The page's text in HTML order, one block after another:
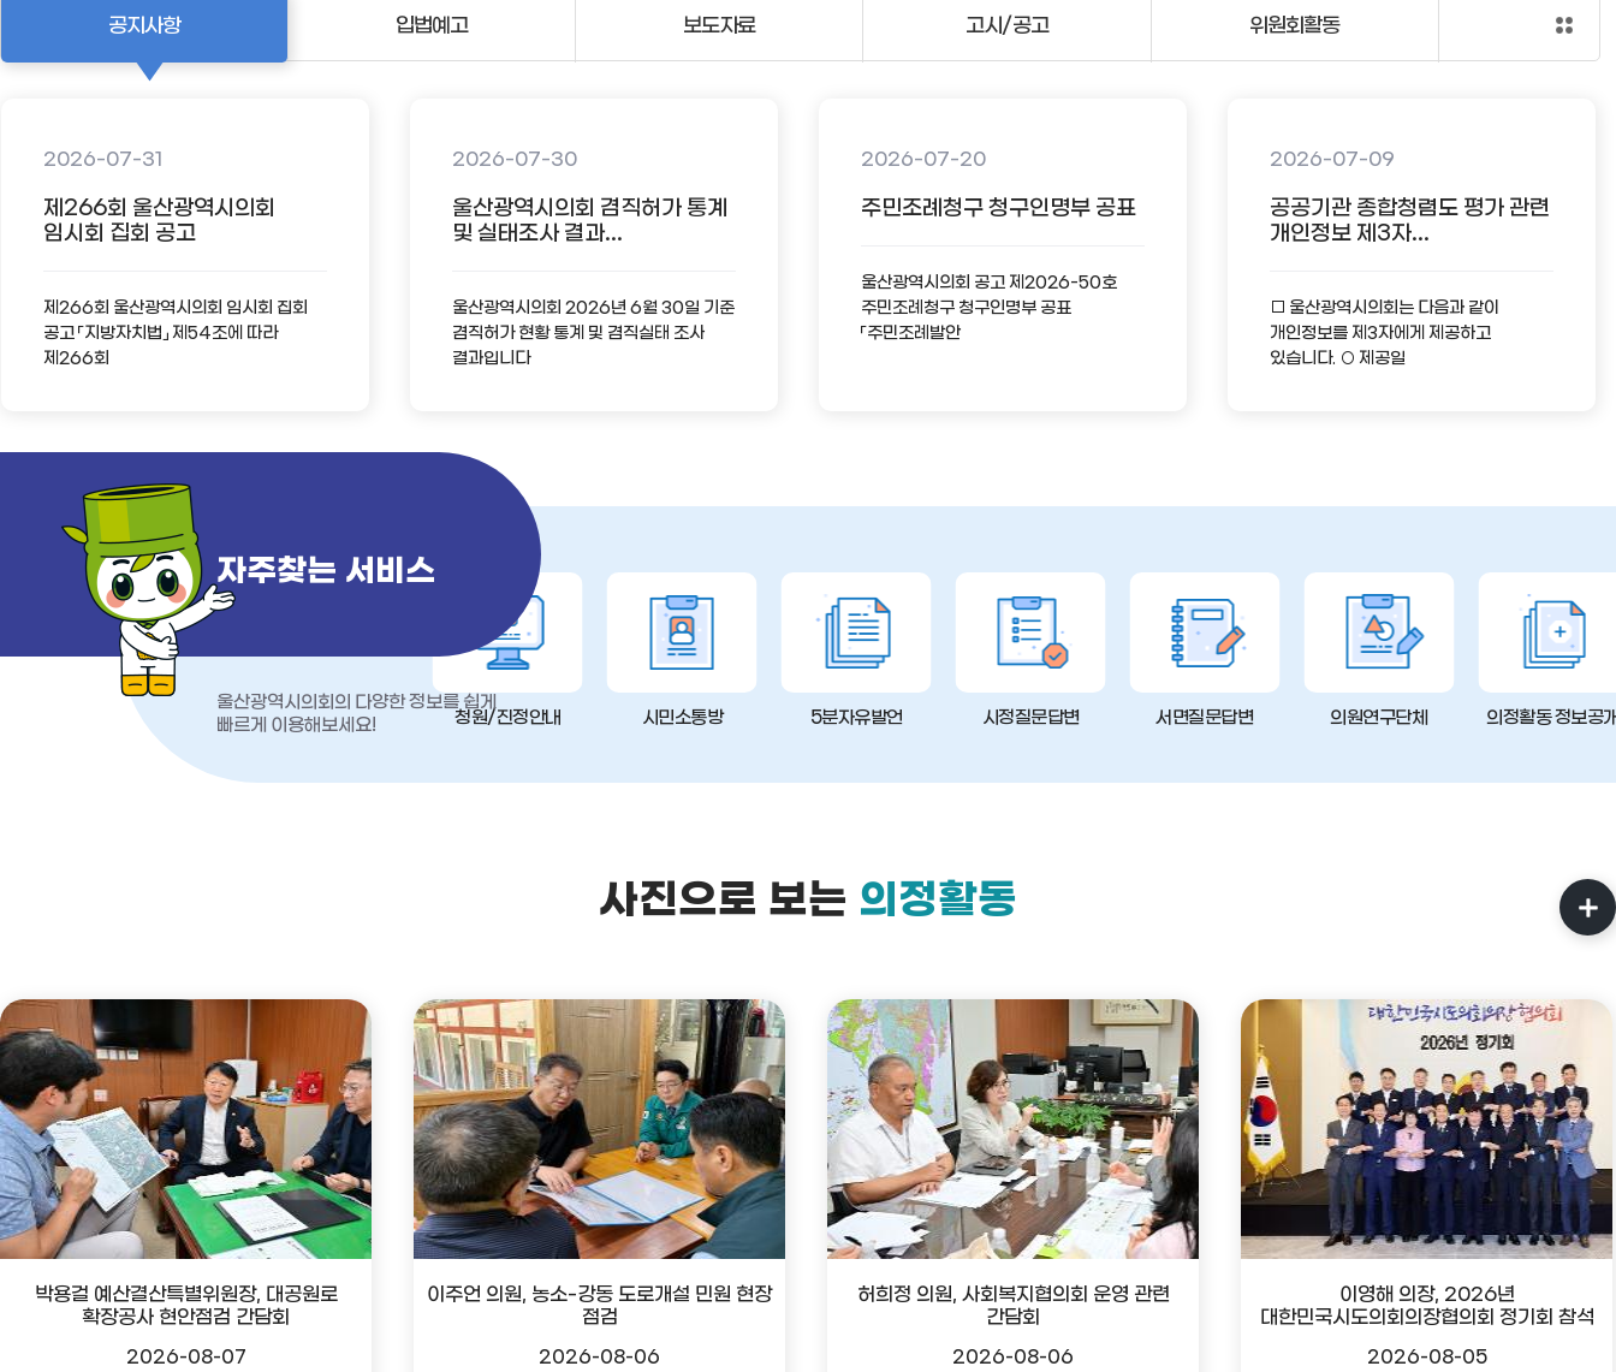
공지사항
2026-07-31
제266회 울산광역시의회
임시회 집회 공고
제266회 울산광역시의회 임시회 집회
공고 「지방자치법」 제54조에 따라
제266회
2026-07-30
울산광역시의회 겸직허가 통계
및 실태조사 결과...
울산광역시의회 2026년 6월 30일 기준
겸직허가 현황 통계 및 겸직실태 조사
결과입니다
2026-07-20
주민조례청구 청구인명부 공표
울산광역시의회 공고 제2026-50호
주민조례청구 청구인명부 공표
「주민조례발안
2026-07-09
공공기관 종합청렴도 평가 관련
개인정보 제3자...
□ 울산광역시의회는 다음과 같이
개인정보를 제3자에게 제공하고
있습니다. ○ 제공일
입법예고 보도자료 고시/공고 위원회활동
자주찾는 서비스
울산광역시의회의 다양한 정보를 쉽게
빠르게 이용해보세요!
청원/진정안내 시민소통방 5분자유발언 시정질문답변 서면질문답변 의원연구단체 의정활동 정보공
사진으로 보는 의정활동
박용걸 예산결산특별위원장, 대공원로
확장공사 현안점검 간담회
2026-08-07
이주언 의원, 농소-강동 도로개설 민원 현장
점검
2026-08-06
허희정 의원, 사회복지협의회 운영 관련
간담회
2026-08-06
이영해 의장, 2026년
대한민국시도의회의장협의회 정기회 참석
2026-08-05